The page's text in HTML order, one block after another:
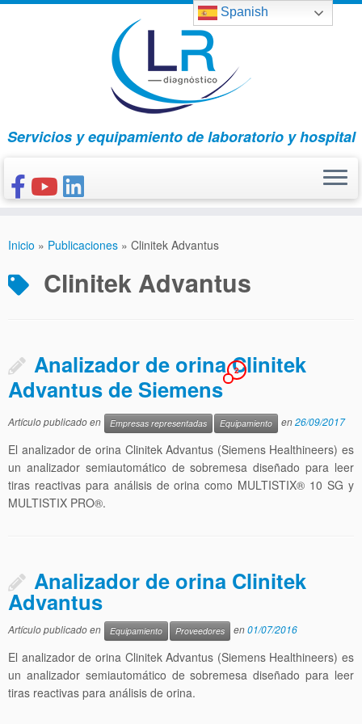
Saltar
Servicios y equipamiento de laboratorio y hospital
CONÓCENOS
NUESTROS PRODUCTOS
Inicio » Publicaciones » Clinitek Advantus
Clinitek Advantus
Analizador de orina Clinitek
Advantus de Siemens
2
Artículo publicado en Empresas representadas Equipamiento en26/09/2017
El analizador de orina Clinitek Advantus (Siemens Healthineers) es
un analizador semiautomático de sobremesa diseñado para leer
tiras reactivas para análisis de orina como MULTISTIX® 10 SG y
MULTISTIX PRO®.
Analizador de orina Clinitek
Advantus
Artículo publicado en Equipamiento Proveedores en01/07/2016
El analizador de orina Clinitek Advantus (Siemens Healthineers) es
un analizador semiautomático de sobremesa diseñado para leer
tiras reactivas para análisis de orina.
Spanish